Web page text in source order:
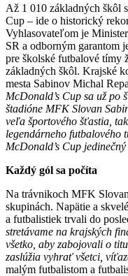
Až 1 010 základných škôl
Cup – ide o historický
Vyhlasovateľom je
SR a odborným garantom
pre školské futbalové tímy
základných škôl. Krajské
mesta Sabinov Michal
McDonald’s Cup sa už po
štadióne MFK Slovan
veľa športového šťastia,
legendárneho futbalového
McDonald’s Cup
Každý gól sa počíta
Na trávnikoch MFK
skupinách. Napätie a
a futbalistiek trvali do
stretávame na krajských
všetko, aby zabojovali o
zaslúžia vyhrať všetci,
malým futbalistom a